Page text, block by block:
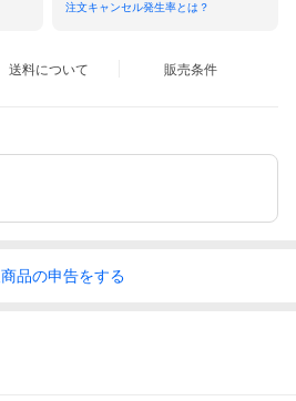
注文キャンセル発生率とは？
送料について 販売条件
商品の申告をする